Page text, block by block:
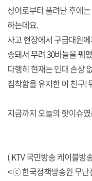
상어로부터 풀려난 후에
하는데요.
사고 현장에서 구급대원
송돼서 무려 30바늘을 꿰
다행히 현재는 인대 손상
침착함을 유지한 이 친구!
지금까지 오늘의 핫이슈
( KTV 국민방송 케이블방
< ⓒ 한국정책방송원 무단